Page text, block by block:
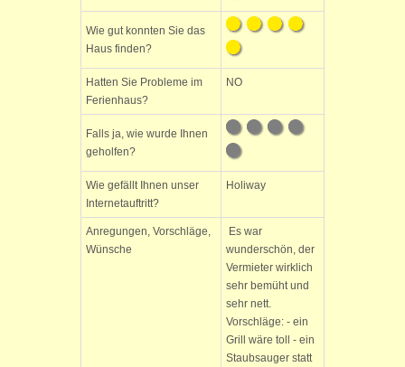
Wie gut konnten Sie das
Haus finden?
Hatten Sie Probleme im
Ferienhaus?
NO
Falls ja, wie wurde Ihnen
geholfen?
Wie gefällt Ihnen unser
Internetauftritt?
Holiway
Anregungen, Vorschläge,
Wünsche
Es war
wunderschön, der
Vermieter wirklich
sehr bemüht und
sehr nett.
Vorschläge: - ein
Grill wäre toll - ein
Staubsauger statt